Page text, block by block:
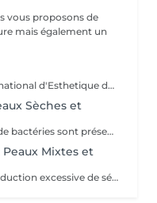
vous proposons de
mais également un
Prix de l'innovation au Congré International d'Esthetique de Paris, Venez découvrir en exclusivité au Luxembourg la nouvelle technologie Blooméa. Ce soin est un soin complet en 3 actions : la macro-exfoliation, le modelage par microvibrations et la luminothérapie. 1 seule séance mensuelle ou tous les 2 mois pour régénérer régulièrement la peau, ou plus ponctuelle, pour se préparer à une occasion particulière : le coup d'éclat Bloomea® est bien plus efficace qu'un soin manuel classique en institut pour l'entretien d'un visage épuré, plus lisse et harmonieux. Ce soin assure une pénétration optimisée des crèmes, ainsi qu'un meilleur maintien du maquillage.
Sèches et
A la surface de la peau, des millions de bactéries sont présentes naturellement et forment ce que l'on appelle le microbiome. Le déséquilibre de ce microbiome cutané peut être à l'origine de désagréments tels que les sensibilités et la peau sèche et agir comme un véritable agréssion. Notre solution pour rétablir cet équilibre repose sur 4 actions; minimiser les risques ,protéger ,traiter et normaliser gràce à l'extrait d'avoine bio, des probiotiques ,du miel et bien d'autres encore...
Mixtes et
Les imperfections cutanées et la production excessive de sébum caractérisant les peaux grasses sont plus fréquentes chez les adolescents et les jeunes adultes. Mais certains facteurs peuvent favoriser la surproduction de sébum,, les imperfections ou encore la dilatation des pores à tous les âges. Action: A base de Citron et Menthe, Réduit la production de sébum, auto-purifie la peau et l'assainit tout en réduisant la taille des pores.